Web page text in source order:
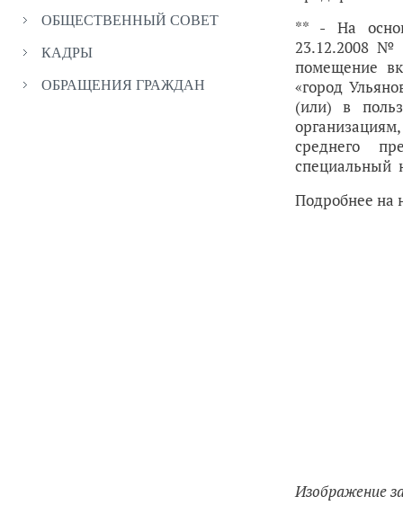
ОБЩЕСТВЕННЫЙ СОВЕТ
КАДРЫ
ОБРАЩЕНИЯ ГРАЖДАН
** - На
23.12.2008 №
помещение
«город
(или) в
среднего
специальный
Подробнее
Изображение